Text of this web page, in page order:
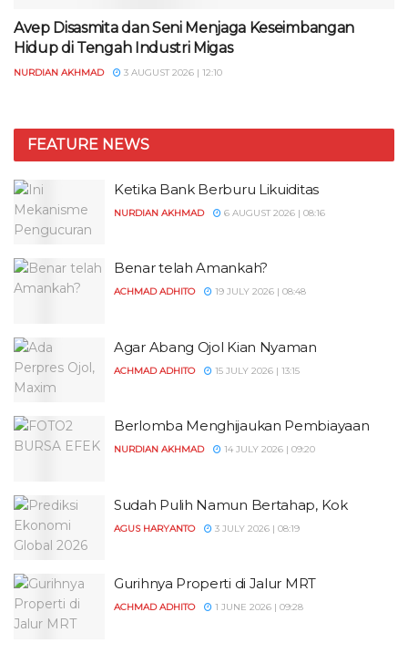
Avep Disasmita dan Seni Menjaga Keseimbangan
Hidup di Tengah Industri Migas
NURDIAN AKHMAD 3 AUGUST 2026 | 12:10
FEATURE NEWS
Ketika Bank Berburu Likuiditas
NURDIAN AKHMAD 6 AUGUST 2026 | 08:16
Benar telah Amankah?
ACHMAD ADHITO 19 JULY 2026 | 08:48
Agar Abang Ojol Kian Nyaman
ACHMAD ADHITO 15 JULY 2026 | 13:15
Berlomba Menghijaukan Pembiayaan
NURDIAN AKHMAD 14 JULY 2026 | 09:20
Sudah Pulih Namun Bertahap, Kok
AGUS HARYANTO 3 JULY 2026 | 08:19
Gurihnya Properti di Jalur MRT
ACHMAD ADHITO 1 JUNE 2026 | 09:28